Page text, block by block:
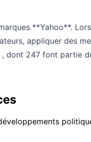
**Yahoo**.
appliquer des
247 font partie